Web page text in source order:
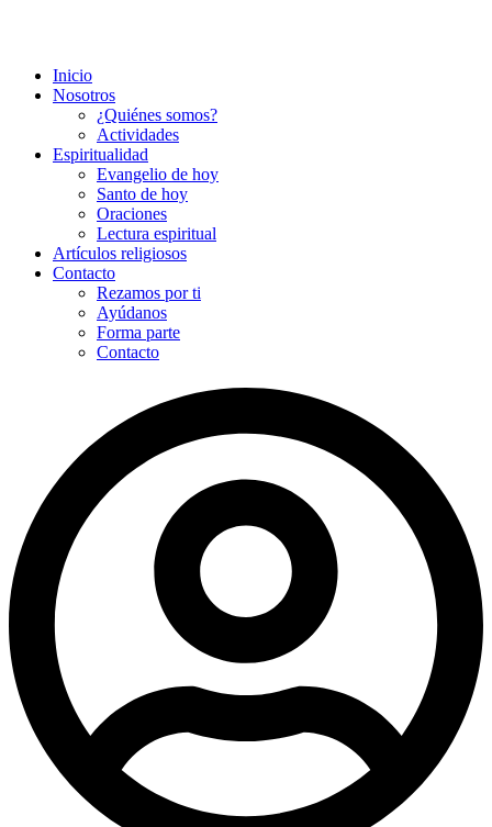
Inicio
Nosotros
¿Quiénes somos?
Actividades
Espiritualidad
Evangelio de hoy
Santo de hoy
Oraciones
Lectura espiritual
Artículos religiosos
Contacto
Rezamos por ti
Ayúdanos
Forma parte
Contacto